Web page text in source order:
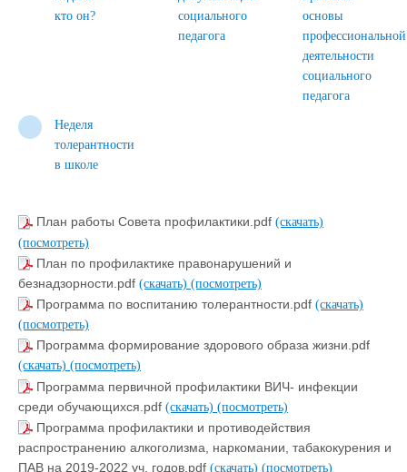
кто он?
социального
педагога
основы
профессиональной
деятельности
социального
педагога
Неделя
толерантности
в школе
План работы Совета профилактики.pdf (скачать)
(посмотреть)
План по профилактике правонарушений и
безнадзорности.pdf (скачать) (посмотреть)
Программа по воспитанию толерантности.pdf (скачать)
(посмотреть)
Программа формирование здорового образа жизни.pdf
(скачать) (посмотреть)
Программа первичной профилактики ВИЧ- инфекции
среди обучающихся.pdf (скачать) (посмотреть)
Программа профилактики и противодействия
распространению алкоголизма, наркомании, табакокурения и
ПАВ на 2019-2022 уч, годов.pdf (скачать) (посмотреть)